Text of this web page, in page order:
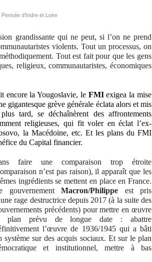
d'Indre et Loire
grandissante qui ne peut, si l’on ne prend
violents. Tout un processus, on
Tout est fait pour que les gens
religieux, communautaristes, économiques
encore la Yougoslavie, le FMIexigea la mise
gigantesque grève générale éclata alors et mis
tard, se déchaînèrent des affrontements
religieuses, qui fit voler en éclat l’ex-
la Macédoine, etc. Et les plans du FMI
du Capital financier.
faire une comparaison trop étroite
n’est pas raison), il apparaît que les
ingrédients se mettent en place en France.
gouvernement Macron/Philippe est pris
rage destructrice depuis 2017 (à la suite des
précédents) pour mettre en œuvre
plan prévu de longue date : abattre
l’œuvre de 1936/1945 qui a bâti
système sur des acquis sociaux. Et sur le plan
et institutionnel, mettre à bas